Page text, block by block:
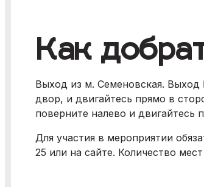
Как
Выход из м. Семеновская.
двор, и двигайтесь прямо в
поверните налево и двигайтесь
Для участия в мероприятии
25 или на сайте. Количество